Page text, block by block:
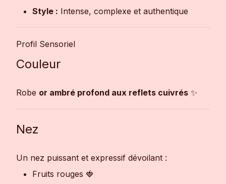
Style : Intense, complexe et authentique
Profil Sensoriel
Couleur
Robe or ambré profond aux reflets cuivrés ✨
Nez
Un nez puissant et expressif dévoilant :
Fruits rouges 🍓